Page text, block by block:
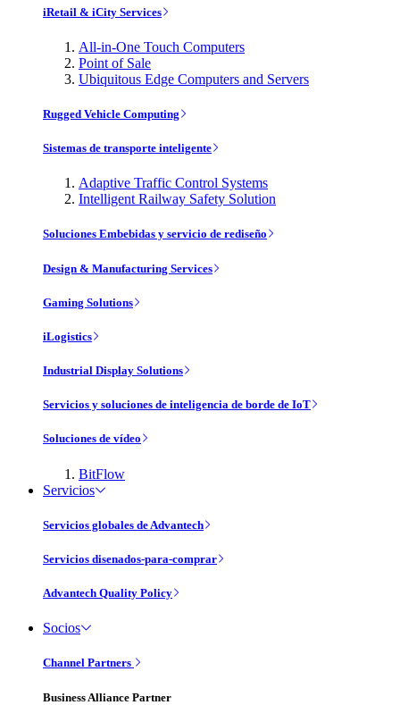
iRetail & iCity Services
All-in-One Touch Computers
Point of Sale
Ubiquitous Edge Computers and Servers
Rugged Vehicle Computing
Sistemas de transporte inteligente
Adaptive Traffic Control Systems
Intelligent Railway Safety Solution
Soluciones Embebidas y servicio de rediseño
Design & Manufacturing Services
Gaming Solutions
iLogistics
Industrial Display Solutions
Servicios y soluciones de inteligencia de borde de IoT
Soluciones de vídeo
BitFlow
Servicios
Servicios globales de Advantech
Servicios disenados-para-comprar
Advantech Quality Policy
Socios
Channel Partners
Business Alliance Partner